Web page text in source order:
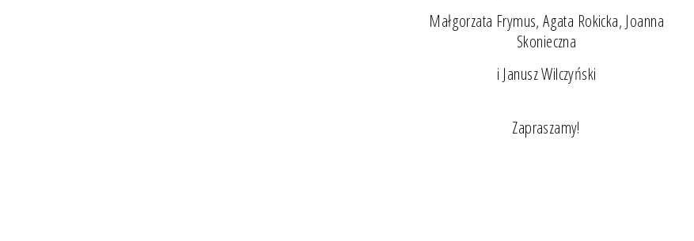
Małgorzata Frymus, Agata Rokicka, Joanna
Skonieczna
i Janusz Wilczyński
Zapraszamy!